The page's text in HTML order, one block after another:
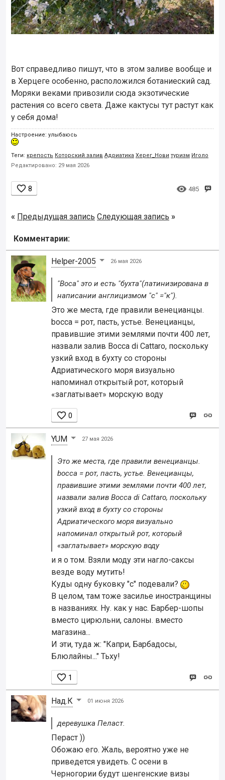
Вот справедливо пишут, что в этом заливе вообще и
в Херцеге особенно, расположился ботаниеский сад.
Моряки веками привозили сюда экзотические
растения со всего света. Даже кактусы тут растут как
у себя дома!
Настроение: улыбаюсь
Теги: крепость Которский залив Адриатика Херег_Нови туризм Иголо
Редактировано: 29 мая 2026
 8  485
« Предыдущая запись Следующая запись »
Комментарии:
Helper-2005 26 мая 2026
"Boca" это и есть "бухта"(латинизирована в
написании англицизмом "с" ="к").
Это же места, где правили венецианцы.
bocca = рот, пасть, устье. Венецианцы,
правившие этими землями почти 400 лет,
назвали залив Bocca di Cattaro, поскольку
узкий вход в бухту со стороны
Адриатического моря визуально
напоминал открытый рот, который
«заглатывает» морскую воду
 0
YUM 27 мая 2026
Это же места, где правили венецианцы.
bocca = рот, пасть, устье. Венецианцы,
правившие этими землями почти 400 лет,
назвали залив Bocca di Cattaro, поскольку
узкий вход в бухту со стороны
Адриатического моря визуально
напоминал открытый рот, который
«заглатывает» морскую воду
и я о том. Взяли моду эти нагло-саксы
везде воду мутить!
Куды одну буковку "с" подевали?
В целом, там тоже засилье иностранщины
в названиях. Ну. как у нас. Барбер-шопы
вместо цирюльни, салоны. вместо
магазина...
И эти, туда ж: "Капри, Барбадосы,
Блюлайны..." Тьху!
 1
Над.К 01 июня 2026
деревушка Пеласт.
Пераст ))
Обожаю его. Жаль, вероятно уже не
приведется увидеть. С осени в
Черногории будут шенгенские визы